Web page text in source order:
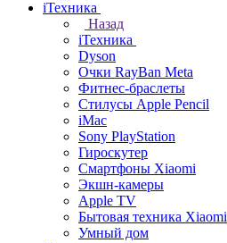
iТехника
Назад
iТехника
Dyson
Очки RayBan Meta
Фитнес-браслеты
Стилусы Apple Pencil
iMac
Sony PlayStation
Гироскутер
Смартфоны Xiaomi
Экшн-камеры
Apple TV
Бытовая техника Xiaomi
Умный дом